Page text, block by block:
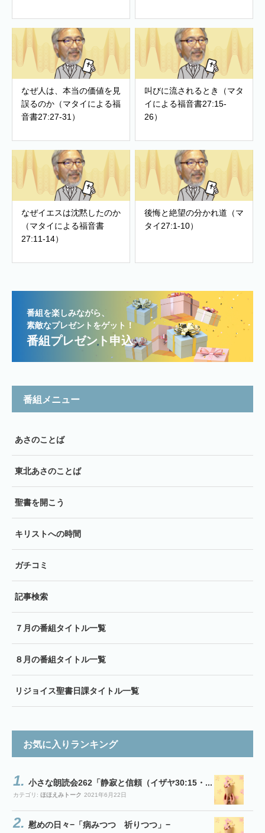
なぜ人は、本当の価値を見
誤るのか（マタイによる福
音書27:27-31）
叫びに流されるとき（マタ
イによる福音書27:15-
26）
なぜイエスは沈黙したのか
（マタイによる福音書
27:11-14）
後悔と絶望の分かれ道（マ
タイ27:1-10）
番組を楽しみながら、
素敵なプレゼントをゲット！
番組プレゼント申込
番組メニュー
あさのことば
東北あさのことば
聖書を開こう
キリストへの時間
ガチコミ
記事検索
７月の番組タイトル一覧
８月の番組タイトル一覧
リジョイス聖書日課タイトル一覧
お気に入りランキング
小さな朗読会262「静寂と信頼（イザヤ30:15・...
カテゴリ: ほほえみトーク 2021年6月22日
慰めの日々−「病みつつ 祈りつつ」−